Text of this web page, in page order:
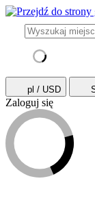
pl / USD
Zaloguj się